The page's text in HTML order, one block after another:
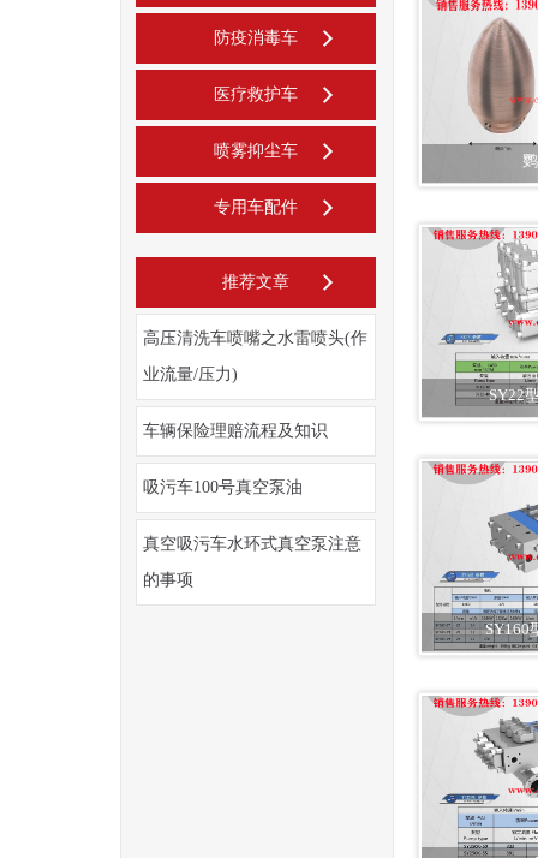
防疫消毒车
医疗救护车
喷雾抑尘车
专用车配件
推荐文章
高压清洗车喷嘴之水雷喷头(作
业流量/压力)
车辆保险理赔流程及知识
吸污车100号真空泵油
真空吸污车水环式真空泵注意
的事项
SY22
SY160